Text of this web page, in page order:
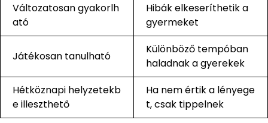
Változatosan gyakorlh
ató
Hibák elkeseríthetik a
gyermeket
Játékosan tanulható
Különböző tempóban
haladnak a gyerekek
Hétköznapi helyzetekb
e illeszthető
Ha nem értik a lényege
t, csak tippelnek